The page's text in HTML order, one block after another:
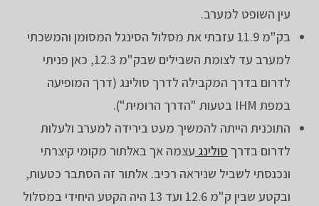
עין השופט למערב.
בק"מ 11.9 עזבתי את מסלול הסינגל המסומן והמשכתי
למערב עד לצומת השבילים שבק"מ 12.3, כאן פניתי
לדרום בדרך המקבילה לדרך סולינג (דרך המופיעה
במפת IHM בטעות "הדרך הרומית").
התוכנית הייתה להמשיך מעט בירידה למערב ולעלות
לדרום בדרך סולינג עצמה אך באלתור מקומי קיצרתי
ונכנסתי לשביל שניראה רכיב. אלתור זה הסתבר כטעות,
ובקטע שבין ק"מ 12.6 ועד 13 היה הקטע היחידי במסלול